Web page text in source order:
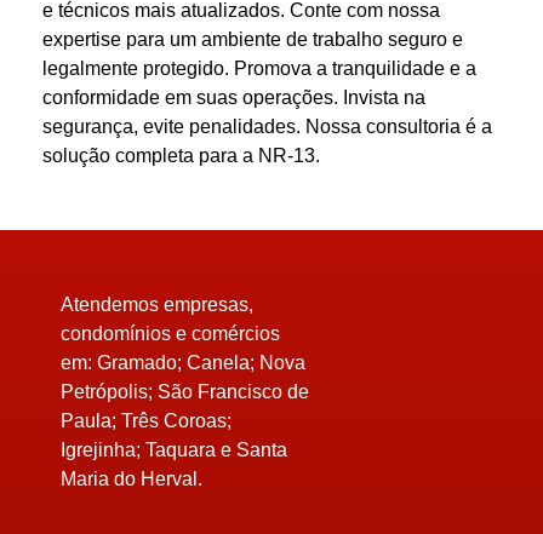
e técnicos mais atualizados. Conte com nossa
expertise para um ambiente de trabalho seguro e
legalmente protegido. Promova a tranquilidade e a
conformidade em suas operações. Invista na
segurança, evite penalidades. Nossa consultoria é a
solução completa para a NR-13.
Atendemos empresas,
condomínios e comércios
em: Gramado; Canela; Nova
Petrópolis; São Francisco de
Paula; Três Coroas;
Igrejinha; Taquara e Santa
Maria do Herval.